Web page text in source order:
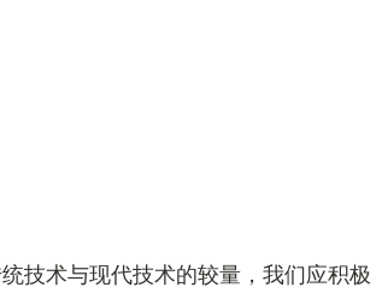
技术与现代技术的较量，我们应积极